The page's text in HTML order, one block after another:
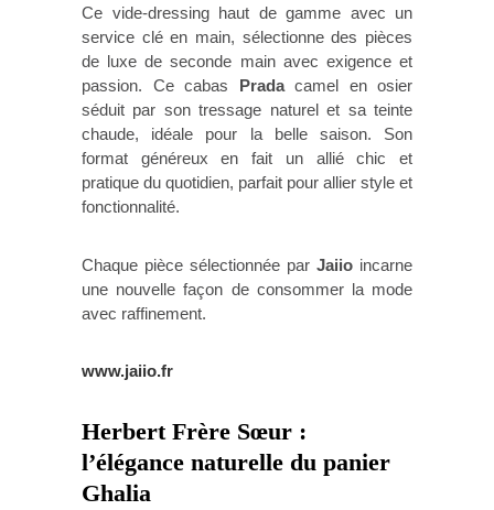
Ce vide-dressing haut de gamme avec un
service clé en main, sélectionne des pièces
de luxe de seconde main avec exigence et
passion. Ce cabas
Pradacamel en osier
séduit par son tressage naturel et sa teinte
chaude, idéale pour la belle saison. Son
format généreux en fait un allié chic et
pratique du quotidien, parfait pour allier style et
fonctionnalité.
Chaque pièce sélectionnée par Jaiio incarne
une nouvelle façon de consommer la mode
avec raffinement.
www.jaiio.fr
Herbert Frère Sœur :
l’élégance naturelle du panier
Ghalia